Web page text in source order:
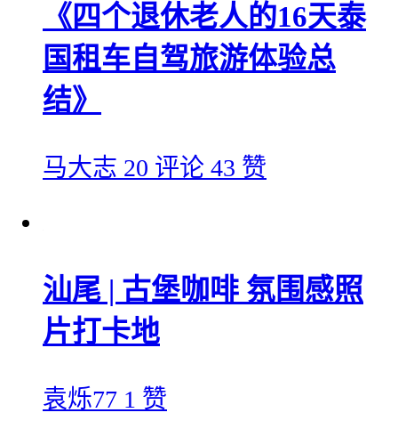
《四个退休老人的16天泰
国租车自驾旅游体验总
结》
马大志 20 评论 43 赞
汕尾 | 古堡咖啡 氛围感照
片打卡地
袁烁77 1 赞